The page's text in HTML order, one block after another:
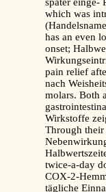
später einge-
which was
has an even
onset;
pain relief
nach
molars. Both
Wirkstoffe
Through
twice-a-day
COX-2-
tägliche